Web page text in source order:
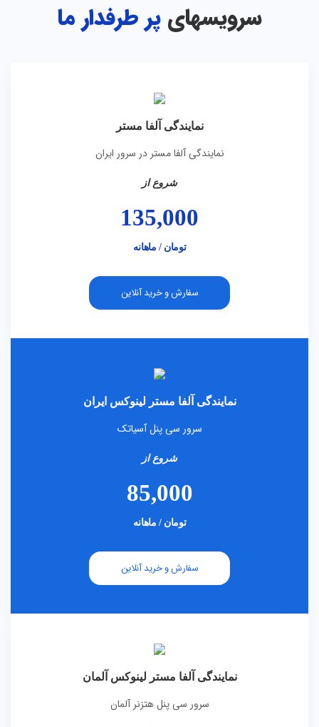
سرویسهایپر طرفدار ما
نمایندگی آلفا مستر
نمایندگی آلفا مستر در سرور ایران
شروع از
135,000
تومان / ماهانه
سفارش و خرید آنلاین
نمایندگی آلفا مستر لینوکس ایران
سرور سی پنل آسیاتک
شروع از
85,000
تومان / ماهانه
سفارش و خرید آنلاین
نمایندگی آلفا مستر لینوکس آلمان
سرور سی پنل هتزنر آلمان